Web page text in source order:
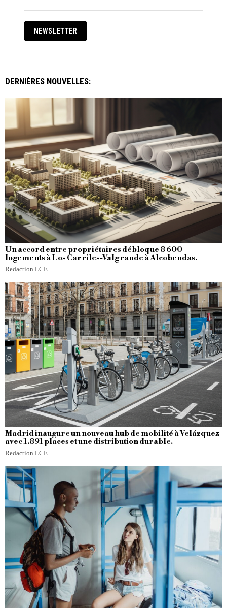
NEWSLETTER
DERNIÈRES NOUVELLES:
Un accord entre propriétaires débloque 8 600
logements à Los Carriles-Valgrande à Alcobendas.
Redaction LCE
Madrid inaugure un nouveau hub de mobilité à Velázquez
avec 1.891 places et une distribution durable.
Redaction LCE